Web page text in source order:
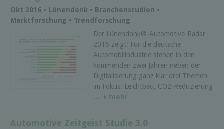
Okt 2016 • Lünendonk • Branchenstudien •
Marktforschung • Trendforschung
Der Lünendonk®-Automotive-Radar
2016 zeigt: Für die deutsche
Automobilindustrie stehen in den
kommenden zwei Jahren neben der
Digitalisierung ganz klar drei Themen
im Fokus: Leichtbau, CO2-Reduzierung
...
mehr
Automotive Zeitgeist Studie 3.0